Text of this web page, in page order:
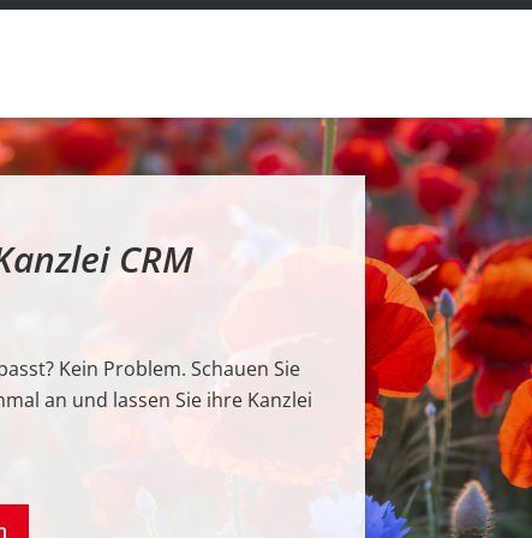
CRM
Kein Problem. Schauen Sie
an und lassen Sie ihre Kanzlei